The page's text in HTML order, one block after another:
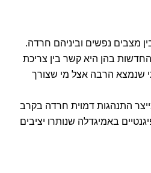
מצבים נפשים וביניהם חרדה.
בהן היא קשר בין צריכת
שנמצא הרבה אצל מי שצורך
התנהגות דמוית חרדה בקרב
באמיגדלה שנותרו יציבים